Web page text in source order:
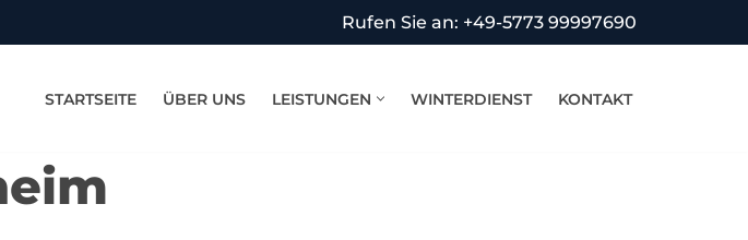
Rufen Sie an: +49-5773 99997690
STARTSEITE ÜBER UNS LEISTUNGEN WINTERDIENST KONTAKT